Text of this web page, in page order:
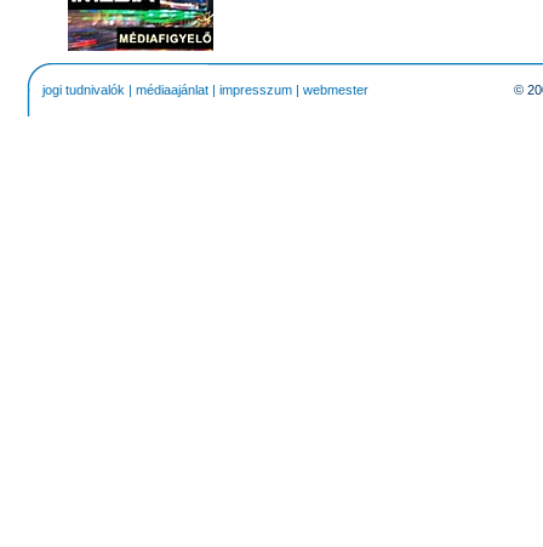
jogi tudnivalók | médiaajánlat | impresszum | webmester ©